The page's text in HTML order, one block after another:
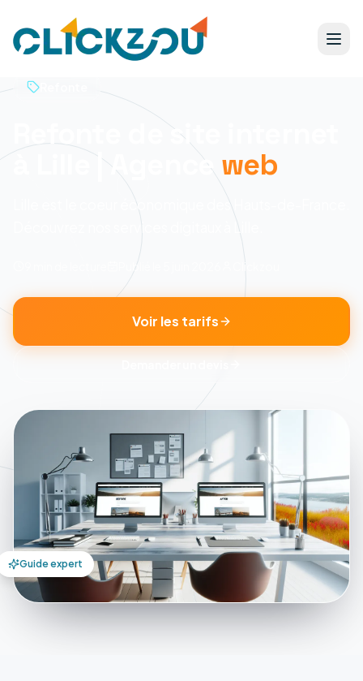
Refonte de site internet
à Lille | Agence web
Lille est le coeur économique des Hauts-de-France.
Découvrez nos services digitaux à Lille.
Publié le Clickzou
Voir les tarifs
Guide expert